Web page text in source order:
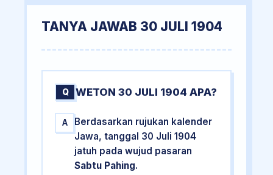
TANYA JAWAB 30 JULI 1904
Q WETON 30 JULI 1904 APA?
A
Berdasarkan rujukan kalender
Jawa, tanggal 30 Juli 1904
jatuh pada wujud pasaran
Sabtu Pahing.